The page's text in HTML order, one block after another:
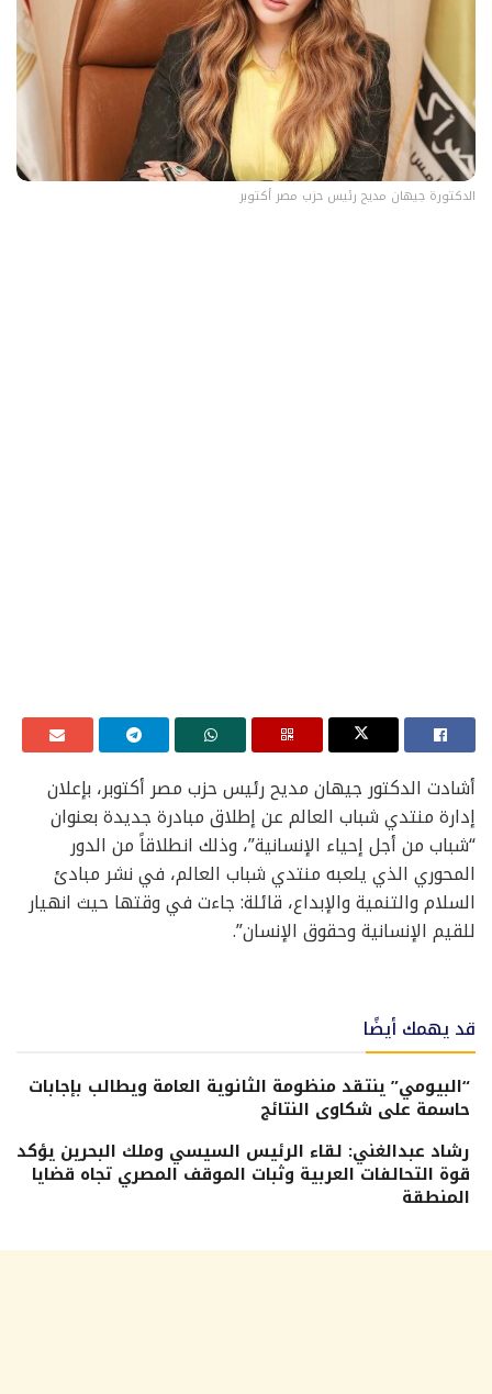
الدكتورة جيهان مديح رئيس حزب مصر أكتوبر
أشادت الدكتور جيهان مديح رئيس حزب مصر أكتوبر، بإعلان
إدارة منتدي شباب العالم عن إطلاق مبادرة جديدة بعنوان
“شباب من أجل إحياء الإنسانية”، وذلك انطلاقاً من الدور
المحوري الذي يلعبه منتدي شباب العالم، في نشر مبادئ
السلام والتنمية والإبداع، قائلة: جاءت في وقتها حيث انهيار
للقيم الإنسانية وحقوق الإنسان”.
قد يهمك أيضًا
“البيومي” ينتقد منظومة الثانوية العامة ويطالب بإجابات
حاسمة على شكاوى النتائج
رشاد عبدالغني: لقاء الرئيس السيسي وملك البحرين يؤكد
قوة التحالفات العربية وثبات الموقف المصري تجاه قضايا
المنطقة